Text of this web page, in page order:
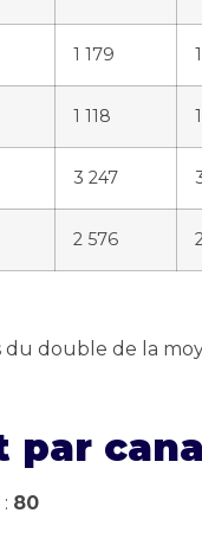
1 179
1 118
3 247
2 576
double de la
par
: 80